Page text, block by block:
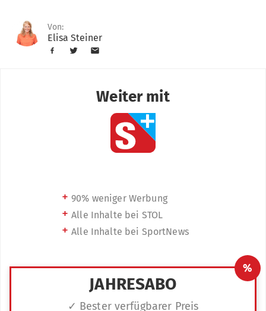
Von:
Elisa Steiner